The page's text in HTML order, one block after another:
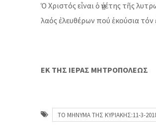
Ὁ Χριστός εἶναι ὁ ἡγέτης τῆς
λαός ἐλευθέρων πού ἑκούσια
ΕΚ ΤΗΣ ΙΕΡΑΣ ΜΗΤΡΟΠΟΛΕΩΣ
ΤΟ ΜΗΝΥΜΑ ΤΗΣ ΚΥΡΙΑΚΗΣ:11-3-